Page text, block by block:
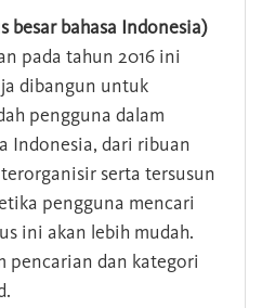
besar bahasa Indonesia)
pada tahun 2016 ini
dibangun untuk
pengguna dalam
Indonesia, dari ribuan
serta tersusun
pengguna mencari
ini akan lebih mudah.
pencarian dan kategori